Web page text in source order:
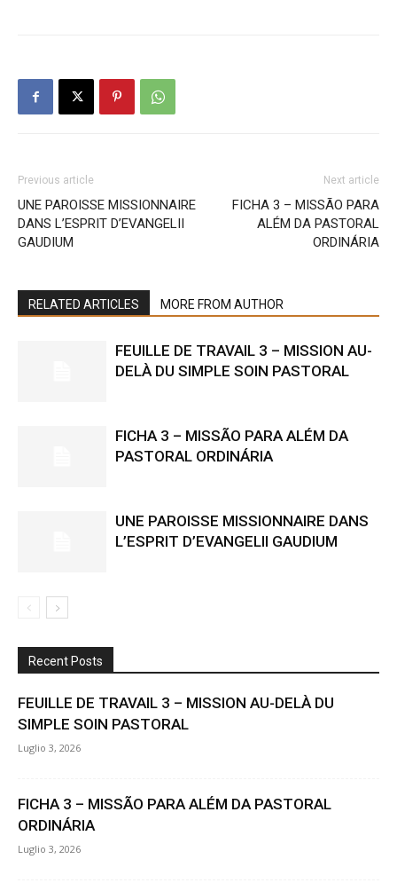
Previous article
UNE PAROISSE MISSIONNAIRE
DANS L’ESPRIT D’EVANGELII
GAUDIUM
Next article
FICHA 3 – MISSÃO PARA
ALÉM DA PASTORAL
ORDINÁRIA
RELATED ARTICLES MORE FROM AUTHOR
FEUILLE DE TRAVAIL 3 – MISSION AU-
DELÀ DU SIMPLE SOIN PASTORAL
FICHA 3 – MISSÃO PARA ALÉM DA
PASTORAL ORDINÁRIA
UNE PAROISSE MISSIONNAIRE DANS
L’ESPRIT D’EVANGELII GAUDIUM
Recent Posts
FEUILLE DE TRAVAIL 3 – MISSION AU-DELÀ DU
SIMPLE SOIN PASTORAL
Luglio 3, 2026
FICHA 3 – MISSÃO PARA ALÉM DA PASTORAL
ORDINÁRIA
Luglio 3, 2026